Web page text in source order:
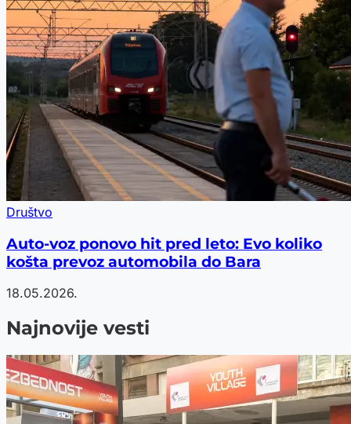
Društvo
Auto-voz ponovo hit pred leto: Evo koliko
košta prevoz automobila do Bara
18.05.2026.
Najnovije vesti